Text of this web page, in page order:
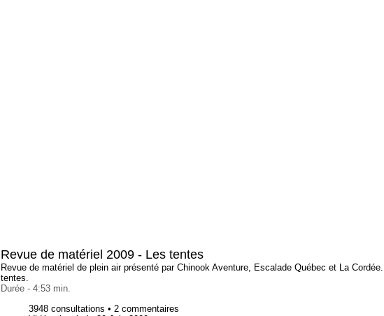
Revue de matériel 2009 - Les tentes
Revue de matériel de plein air présenté par Chinook Aventure, Escalade Québec et La
tentes.
Durée - 4:53 min.
3948 consultations • 2 commentaires